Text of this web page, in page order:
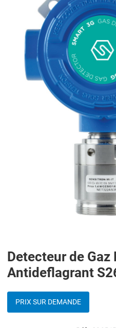
Detecteur de
Antideflagrant
PRIX SUR DEMANDE